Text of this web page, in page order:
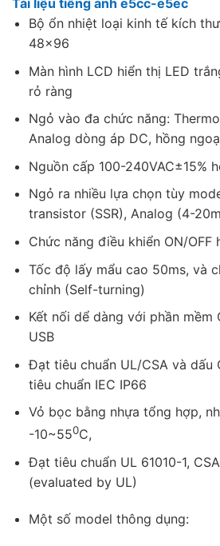
Tài liệu tiếng anh e5cc-e5ec
Bộ ổn nhiệt loại kinh tế kích
48×96
Màn hình LCD hiển thị LED
rỏ ràng
Ngỏ vào đa chức năng:
Analog dòng áp DC, hồng
Nguồn cấp 100-240VAC±15%
Ngỏ ra nhiều lựa chọn tùy
transistor (SSR), Analog (4-
Chức năng điều khiển ON/OFF
Tốc độ lấy mẩu cao 50ms, và
chỉnh (Self-turning)
Kết nối dể dàng với phần mềm
USB
Đạt tiêu chuẩn UL/CSA và dấu
tiêu chuẩn IEC IP66
Vỏ bọc bằng nhựa tổng hợp,
-10~550C,
Đạt tiêu chuẩn UL 61010-1,
(evaluated by UL)
Một số model thông dụng: